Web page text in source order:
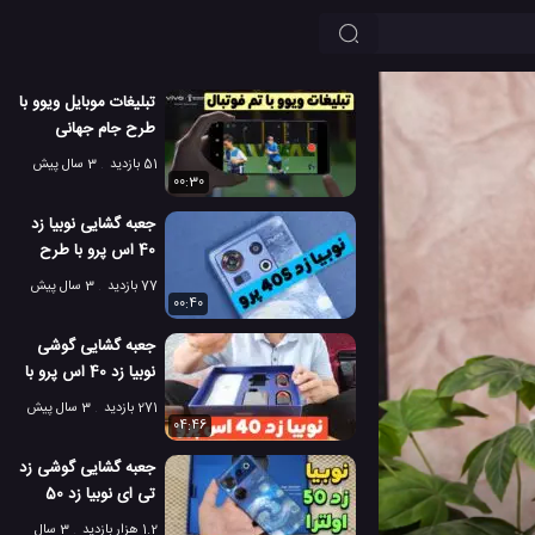
تبلیغات موبایل ویوو با
طرح جام جهانی
فوتبال
51 بازدید
3 سال پیش
00:30
جعبه گشایی نوبیا زد
40 اس پرو با طرح
خاص!
77 بازدید
3 سال پیش
00:40
جعبه گشایی گوشی
نوبیا زد 40 اس پرو با
طرح نقاشی شب پر
271 بازدید
3 سال پیش
04:46
جعبه گشایی گوشی زد
تی ای نوبیا زد 50
اولترا با طرح استاری
1.2 هزار بازدید
3 سال